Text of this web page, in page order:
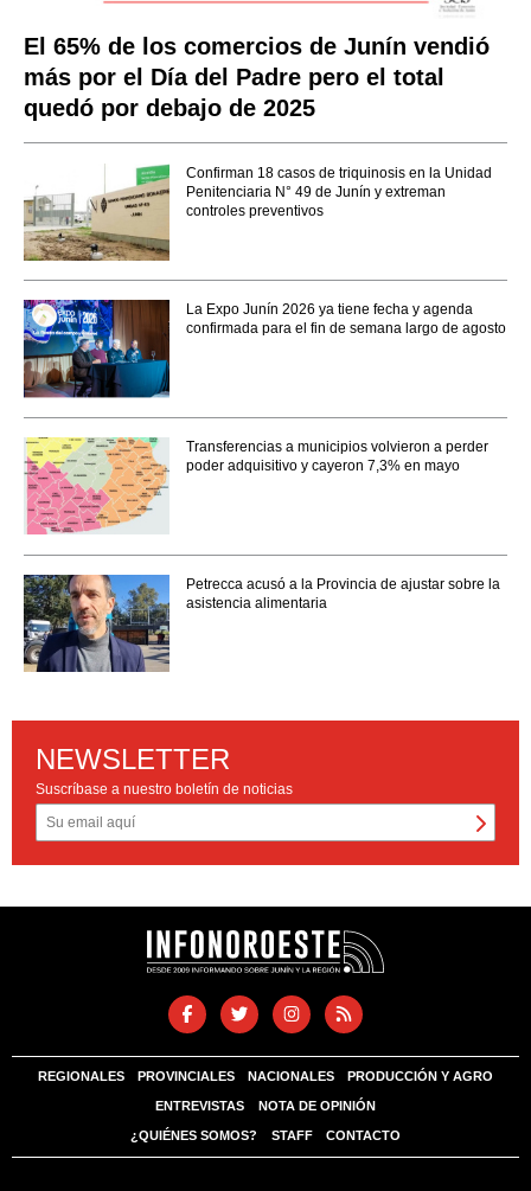
El 65% de los comercios de Junín vendió
más por el Día del Padre pero el total
quedó por debajo de 2025
Confirman 18 casos de triquinosis en la Unidad
Penitenciaria N° 49 de Junín y extreman
controles preventivos
La Expo Junín 2026 ya tiene fecha y agenda
confirmada para el fin de semana largo de agosto
Transferencias a municipios volvieron a perder
poder adquisitivo y cayeron 7,3% en mayo
Petrecca acusó a la Provincia de ajustar sobre la
asistencia alimentaria
NEWSLETTER
Suscríbase a nuestro boletín de noticias
REGIONALES PROVINCIALES NACIONALES PRODUCCIÓN Y AGRO
ENTREVISTAS NOTA DE OPINIÓN
¿QUIÉNES SOMOS? STAFF CONTACTO